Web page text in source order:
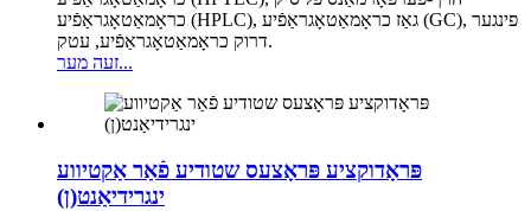
כראָמאַטאָגראַפֿיע (HPLC), גאַז כראָמאַטאָגראַפֿיע (GC), פינגער
דרוק כראָמאַטאָגראַפֿיע, עטק.
זעה מער...
פּראָדוקציע פּראָצעס שטודיע פֿאַר אַקטיווע
ינגרידיאַנט(ן)